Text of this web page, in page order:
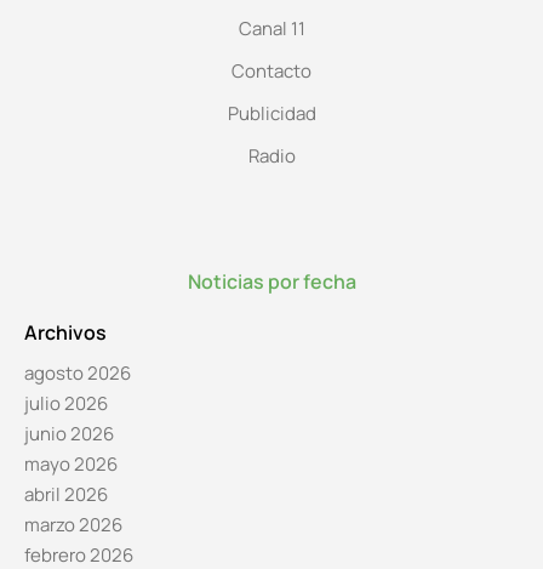
Canal 11
Contacto
Publicidad
Radio
Noticias por fecha
Archivos
agosto 2026
julio 2026
junio 2026
mayo 2026
abril 2026
marzo 2026
febrero 2026